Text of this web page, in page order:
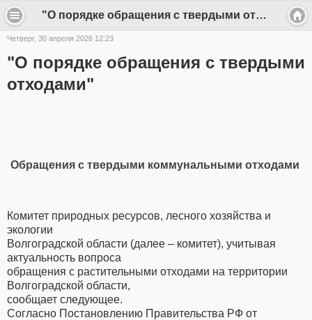
"О порядке обращения с твердыми отходами" - frunze-sp
Четверг, 30 апреля 2026 12:23
"О порядке обращения с твердыми
отходами"
Обращения с твердыми коммунальными отходами
Комитет природных ресурсов, лесного хозяйства и
экологии
Волгоградской области (далее – комитет), учитывая
актуальность вопроса
обращения с растительными отходами на территории
Волгоградской области,
сообщает следующее.
Согласно Постановлению Правительства РФ от